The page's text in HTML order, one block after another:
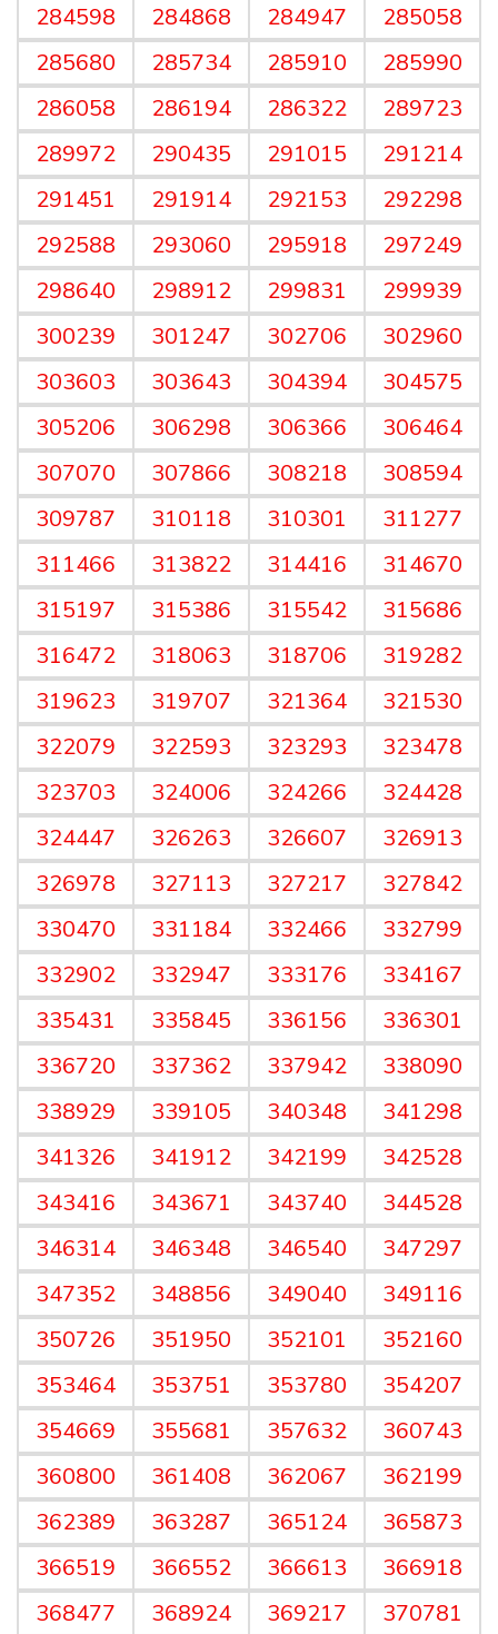
284598 284868 284947
285058
285680
285734 285910
285990
286058
286194 286322
289723
289972
290435 291015
291214
291451
291914 292153
292298
292588
293060 295918
297249
298640
298912 299831
299939
300239
301247 302706
302960
303603
303643 304394
304575
305206
306298 306366
306464
307070
307866 308218
308594
309787
310118 310301
311277
311466
313822 314416
314670
315197
315386 315542
315686
316472
318063 318706
319282
319623
319707 321364
321530
322079
322593 323293
323478
323703
324006 324266
324428
324447
326263 326607
326913
326978
327113 327217
327842
330470
331184 332466
332799
332902
332947 333176
334167
335431
335845 336156
336301
336720
337362 337942
338090
338929
339105 340348
341298
341326
341912 342199
342528
343416
343671 343740
344528
346314
346348 346540
347297
347352
348856 349040
349116
350726
351950 352101
352160
353464
353751 353780
354207
354669
355681 357632
360743
360800
361408 362067
362199
362389
363287 365124
365873
366519
366552 366613
366918
368477
368924 369217
370781